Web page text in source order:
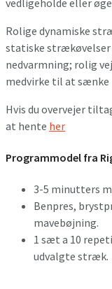
Rolige dynamiske
statiske strækøvelser
nedvarmning; rolig
medvirke til at
Hvis du overvejer
at hente her
Programmodel fra
3-5 minutters
Benpres,
mavebøjning.
1 sæt a 10
udvalgte stræk.